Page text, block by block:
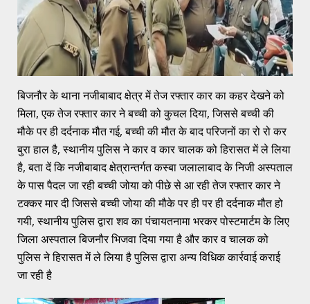
बिजनौर के थाना नजीबाबाद क्षेत्र में तेज रफ्तार कार का कहर देखने को
मिला, एक तेज रफ्तार कार ने बच्ची को कुचल दिया, जिससे बच्ची की
मौके पर ही दर्दनाक मौत गई, बच्ची की मौत के बाद परिजनों का रो रो कर
बुरा हाल है, स्थानीय पुलिस ने कार व कार चालक को हिरासत में ले लिया
है, बता दें कि नजीबाबाद क्षेत्रान्तर्गत कस्बा जलालाबाद के निजी अस्पताल
के पास पैदल जा रही बच्ची जोया को पीछे से आ रही तेज रफ्तार कार ने
टक्कर मार दी जिससे बच्ची जोया की मौके पर ही पर ही दर्दनाक मौत हो
गयी, स्थानीय पुलिस द्वारा शव का पंचायतनामा भरकर पोस्टमार्टम के लिए
जिला अस्पताल बिजनौर भिजवा दिया गया है और कार व चालक को
पुलिस ने हिरासत में ले लिया है पुलिस द्वारा अन्य विधिक कार्रवाई कराई
जा रही है